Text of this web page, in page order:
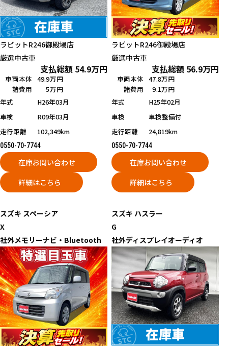
ラビットR246御殿場店
厳選中古車
支払総額 54.9万円
車両本体 49.9万円
諸費用
5万円
年式
H26年03月
車検
R09年03月
走行距離
102,349km
0550-70-7744
在庫お問い合わせ
詳細はこちら
ラビットR246御殿場店
厳選中古車
支払総額 56.9万円
車両本体 47.8万円
諸費用
9.1万円
年式
H25年02月
車検
車検整備付
走行距離
24,819km
0550-70-7744
在庫お問い合わせ
詳細はこちら
スズキ スペーシア
X
社外メモリーナビ・Bluetooth
スズキ ハスラー
G
社外ディスプレイオーディオ